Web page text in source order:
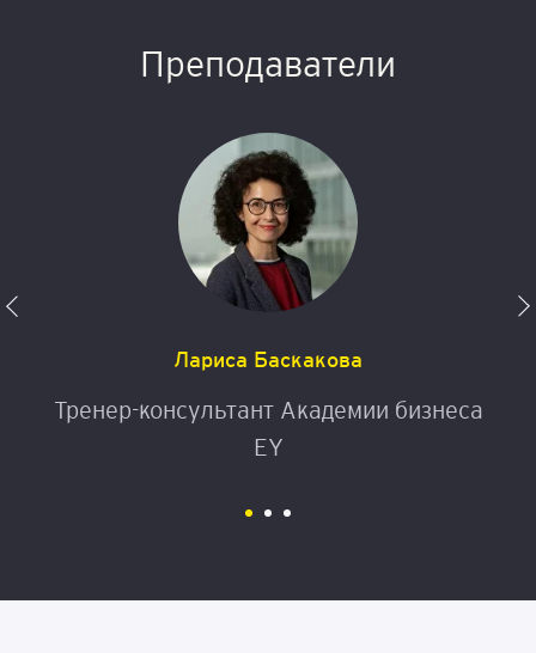
Преподаватели
Лариса Баскакова
Тренер-консультант Академии бизнеса
EY